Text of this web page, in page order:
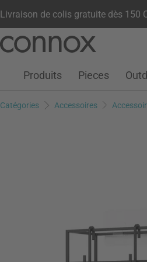
Livraison de colis gratuite dès 150
Votre compteListe de souhaits
Warenkorb
Produits Pieces
Catégories Accessoires